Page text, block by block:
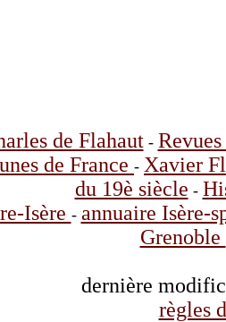
de Flahaut-
de France - Xavier
du 19è siècle -
Isère - annuaire Isère-
Grenoble
dernière
règles